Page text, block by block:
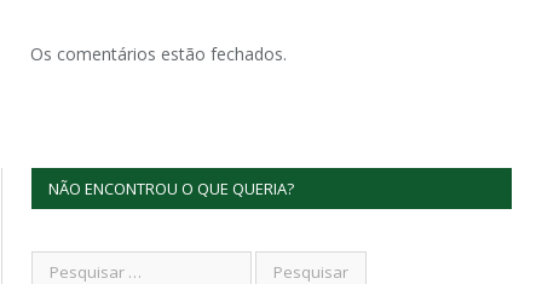
Os comentários estão fechados.
NÃO ENCONTROU O QUE QUERIA?